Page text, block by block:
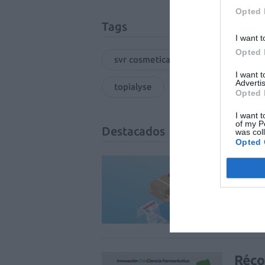
Opted
I want
Opted
I want
Opted
I want
of my
was
Opted
Tags
svr cosmetica dermoactiva
topialyse
Destacados
uso